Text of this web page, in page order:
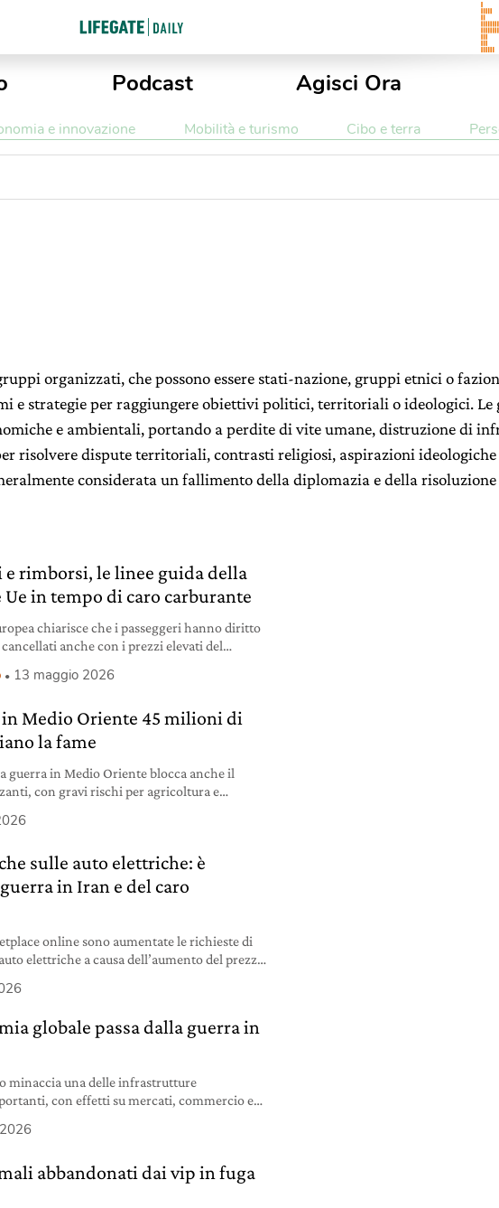
Podcast Agisci Ora
e innovazione Mobilità e turismo Cibo e terra
organizzati, che possono essere stati-nazione, gruppi etnici o
e strategie per raggiungere obiettivi politici, territoriali o ideologici. Le
e ambientali, portando a perdite di vite umane, distruzione di
risolvere dispute territoriali, contrasti religiosi, aspirazioni
considerata un fallimento della diplomazia e della
e rimborsi, le linee guida della
in tempo di caro carburante
chiarisce che i passeggeri hanno diritto
anche con i prezzi elevati del
13 maggio 2026
in Medio Oriente 45 milioni di
la fame
guerra in Medio Oriente blocca anche il
con gravi rischi per agricoltura e
sulle auto elettriche: è
in Iran e del caro
online sono aumentate le richieste di
elettriche a causa dell’aumento del prezzo
globale passa dalla guerra in
minaccia una delle infrastrutture
con effetti su mercati, commercio e
abbandonati dai vip in fuga